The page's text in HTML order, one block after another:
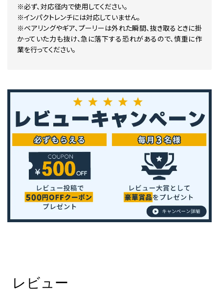
※必ず、対応径内で使用してください。
※インパクトレンチには対応していません。
※ベアリングやギア、プーリーは外れた瞬間、抜き取るときに掛
かっていた力も抜け、急に落下する恐れがあるので、慎重に作
業を行ってください。
レビュー